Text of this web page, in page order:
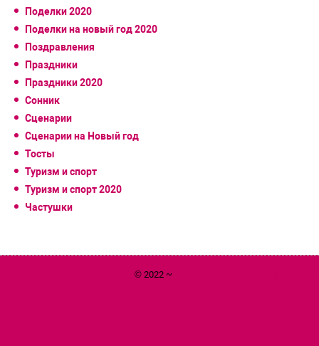
Поделки 2020
Поделки на новый год 2020
Поздравления
Праздники
Праздники 2020
Сонник
Сценарии
Сценарии на Новый год
Тосты
Туризм и спорт
Туризм и спорт 2020
Частушки
© 2022 ~